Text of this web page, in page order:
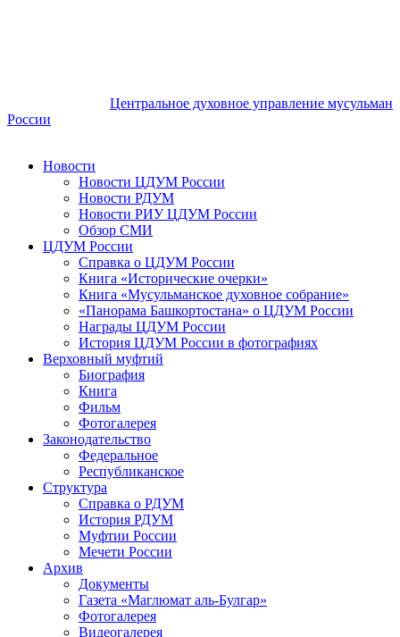
Центральное духовное управление мусульман
России
Новости
Новости ЦДУМ России
Новости РДУМ
Новости РИУ ЦДУМ России
Обзор СМИ
ЦДУМ России
Справка о ЦДУМ России
Книга «Исторические очерки»
Книга «Мусульманское духовное собрание»
«Панорама Башкортостана» о ЦДУМ России
Награды ЦДУМ России
История ЦДУМ России в фотографиях
Верховный муфтий
Биография
Книга
Фильм
Фотогалерея
Законодательство
Федеральное
Республиканское
Структура
Справка о РДУМ
История РДУМ
Муфтии России
Мечети России
Архив
Документы
Газета «Маглюмат аль-Булгар»
Фотогалерея
Видеогалерея